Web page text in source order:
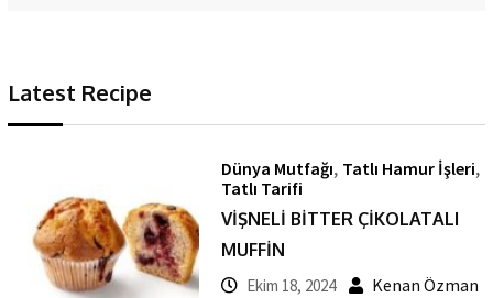
Latest Recipe
Dünya Mutfağı, Tatlı Hamur İşleri,
Tatlı Tarifi
VİŞNELİ BİTTER ÇİKOLATALI
MUFFİN
Ekim 18, 2024 Kenan Özman